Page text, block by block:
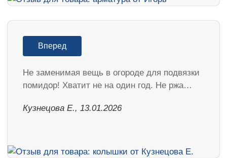
Вперед
Не заменимая вещь в огороде для подвязки
помидор! Хватит не на один год. Не ржа…
Кузнецова Е., 13.01.2026